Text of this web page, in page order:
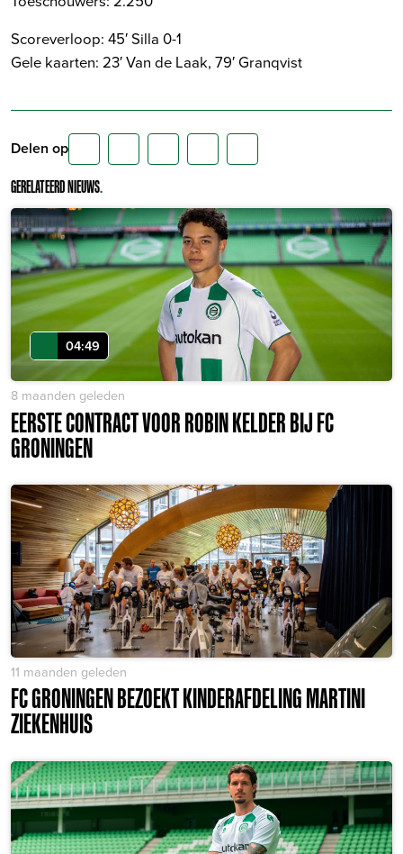
Scoreverloop: 45′ Silla 0-1
Gele kaarten: 23′ Van de Laak, 79′ Granqvist
Delen op
GERELATEERD NIEUWS.
04:49
8 maanden geleden
EERSTE CONTRACT VOOR ROBIN KELDER BIJ FC
GRONINGEN
11 maanden geleden
FC GRONINGEN BEZOEKT KINDERAFDELING MARTINI
ZIEKENHUIS